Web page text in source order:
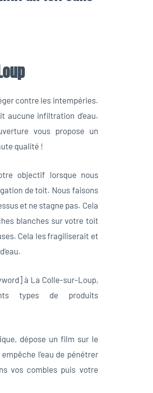
contre les intempéries.
aucune infiltration d’eau.
vous propose un
qualité !
objectif lorsque nous
de toit. Nous faisons
et ne stagne pas. Cela
blanches sur votre toit
Cela les fragiliserait et
à La Colle-sur-Loup,
types de produits
dépose un film sur le
l’eau de pénétrer
vos combles puis votre